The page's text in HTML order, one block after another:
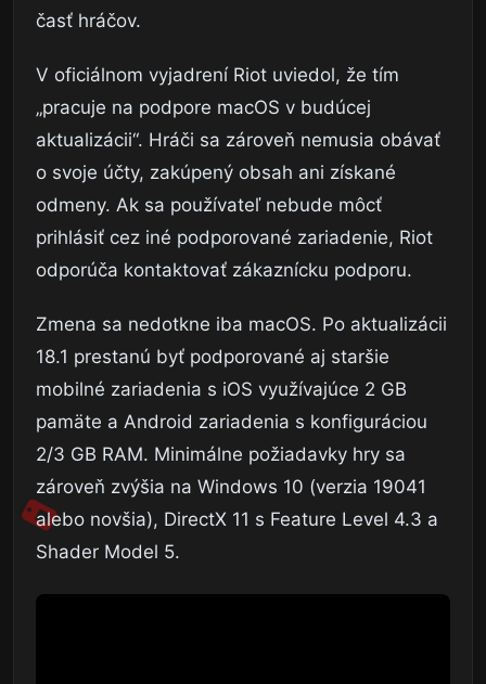
časť hráčov.
V oficiálnom vyjadrení Riot uviedol, že tím
„pracuje na podpore macOS v budúcej
aktualizácii“. Hráči sa zároveň nemusia obávať
o svoje účty, zakúpený obsah ani získané
odmeny. Ak sa používateľ nebude môcť
prihlásiť cez iné podporované zariadenie, Riot
odporúča kontaktovať zákaznícku podporu.
Zmena sa nedotkne iba macOS. Po aktualizácii
18.1 prestanú byť podporované aj staršie
mobilné zariadenia s iOS využívajúce 2 GB
pamäte a Android zariadenia s konfiguráciou
2/3 GB RAM. Minimálne požiadavky hry sa
zároveň zvýšia na Windows 10 (verzia 19041
alebo novšia), DirectX 11 s Feature Level 4.3 a
Shader Model 5.